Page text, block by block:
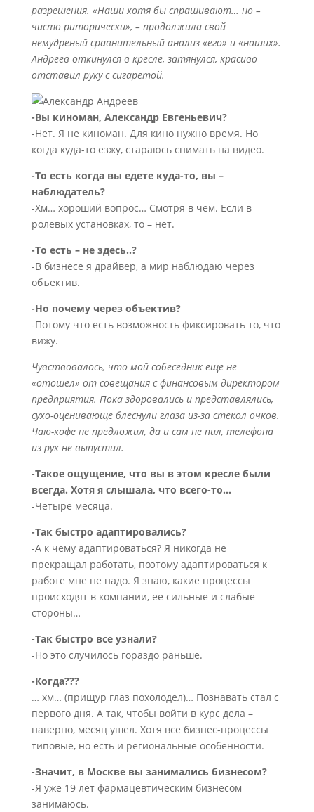
разрешения. «Наши хотя бы спрашивают… но –
чисто риторически», – продолжила свой
немудреный сравнительный анализ «его» и «наших».
Андреев откинулся в кресле, затянулся, красиво
отставил руку с сигаретой.
-Вы киноман, Александр Евгеньевич?
-Нет. Я не киноман. Для кино нужно время. Но
когда куда-то езжу, стараюсь снимать на видео.
-То есть когда вы едете куда-то, вы –
наблюдатель?
-Хм… хороший вопрос… Смотря в чем. Если в
ролевых установках, то – нет.
-То есть – не здесь..?
-В бизнесе я драйвер, а мир наблюдаю через
объектив.
-Но почему через объектив?
-Потому что есть возможность фиксировать то, что
вижу.
Чувствовалось, что мой собеседник еще не
«отошел» от совещания с финансовым директором
предприятия. Пока здоровались и представлялись,
сухо-оценивающе блеснули глаза из-за стекол очков.
Чаю-кофе не предложил, да и сам не пил, телефона
из рук не выпустил.
-Такое ощущение, что вы в этом кресле были
всегда. Хотя я слышала, что всего-то…
-Четыре месяца.
-Так быстро адаптировались?
-А к чему адаптироваться? Я никогда не
прекращал работать, поэтому адаптироваться к
работе мне не надо. Я знаю, какие процессы
происходят в компании, ее сильные и слабые
стороны…
-Так быстро все узнали?
-Но это случилось гораздо раньше.
-Когда???
… хм… (прищур глаз похолодел)… Познавать стал с
первого дня. А так, чтобы войти в курс дела –
наверно, месяц ушел. Хотя все бизнес-процессы
типовые, но есть и региональные особенности.
-Значит, в Москве вы занимались бизнесом?
-Я уже 19 лет фармацевтическим бизнесом
занимаюсь.